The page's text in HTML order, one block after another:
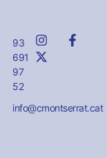
93
691
97
52
info@cmontserrat.cat